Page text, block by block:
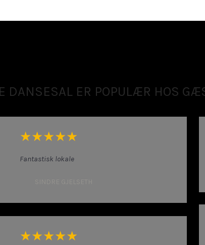
DANSESAL ER POPULÆR HOS
​★★★★★
Fantastisk lokale
​★★★★★